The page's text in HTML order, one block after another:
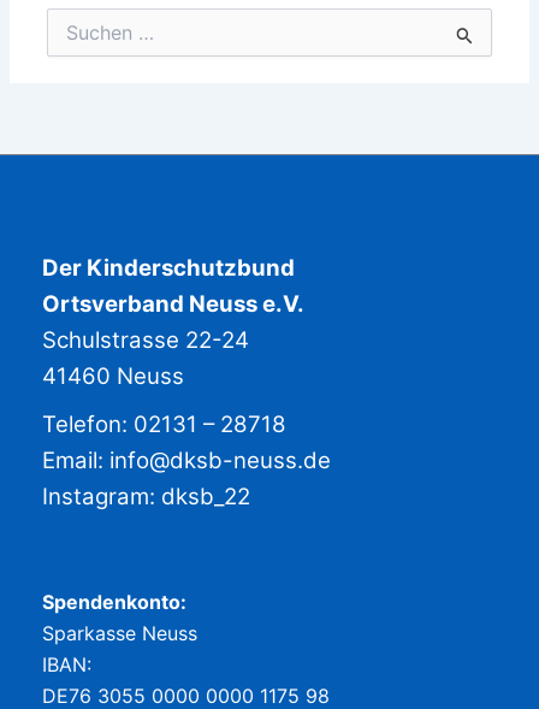
Suchen
nach:
Der Kinderschutzbund
Ortsverband Neuss e.V.
Schulstrasse 22-24
41460 Neuss
Telefon: 02131 – 28718
Email: info@dksb-neuss.de
Instagram: dksb_22
Spendenkonto:
Sparkasse Neuss
IBAN:
DE76 3055 0000 0000 1175 98